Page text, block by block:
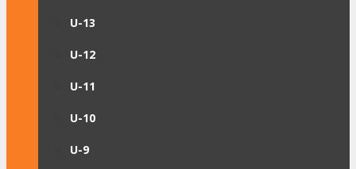
U-13
U-12
U-11
U-10
U-9